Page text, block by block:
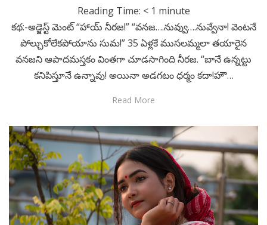
Reading Time: < 1 minute
కథ:-అడ్జెస్ట్ మెంట్ “హాయ్ నీరజ!” “వనజ….నువ్వు….నువ్వేనా! వెంటనే
పోల్చుకోలేకపోయాను సుమ!” 35 ఏళ్లకే ముసలమ్మలా తయారైన
వనజని ఆపాదమస్తకం వింతగా చూడసాగింది నీరజ. “బానే ఉన్నట్టు
కనిపిస్తూనే ఉన్నావు! అయినా అడగటం ధర్మం కదా!హౌ…
Read More